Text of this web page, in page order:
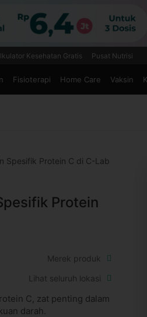
Kesehatan Gratis Pusat Nutrisi
Fisioterapi Home Care Vaksin
Spesifik Protein C di C-Lab
Protein
Merek produk
Lihat seluruh lokasi
C, zat penting dalam
darah.